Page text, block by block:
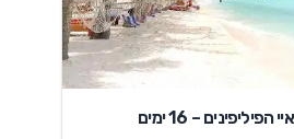
הפיליפינים – 16 ימים